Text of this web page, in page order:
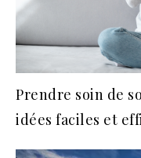
Prendre soin de
idées faciles et